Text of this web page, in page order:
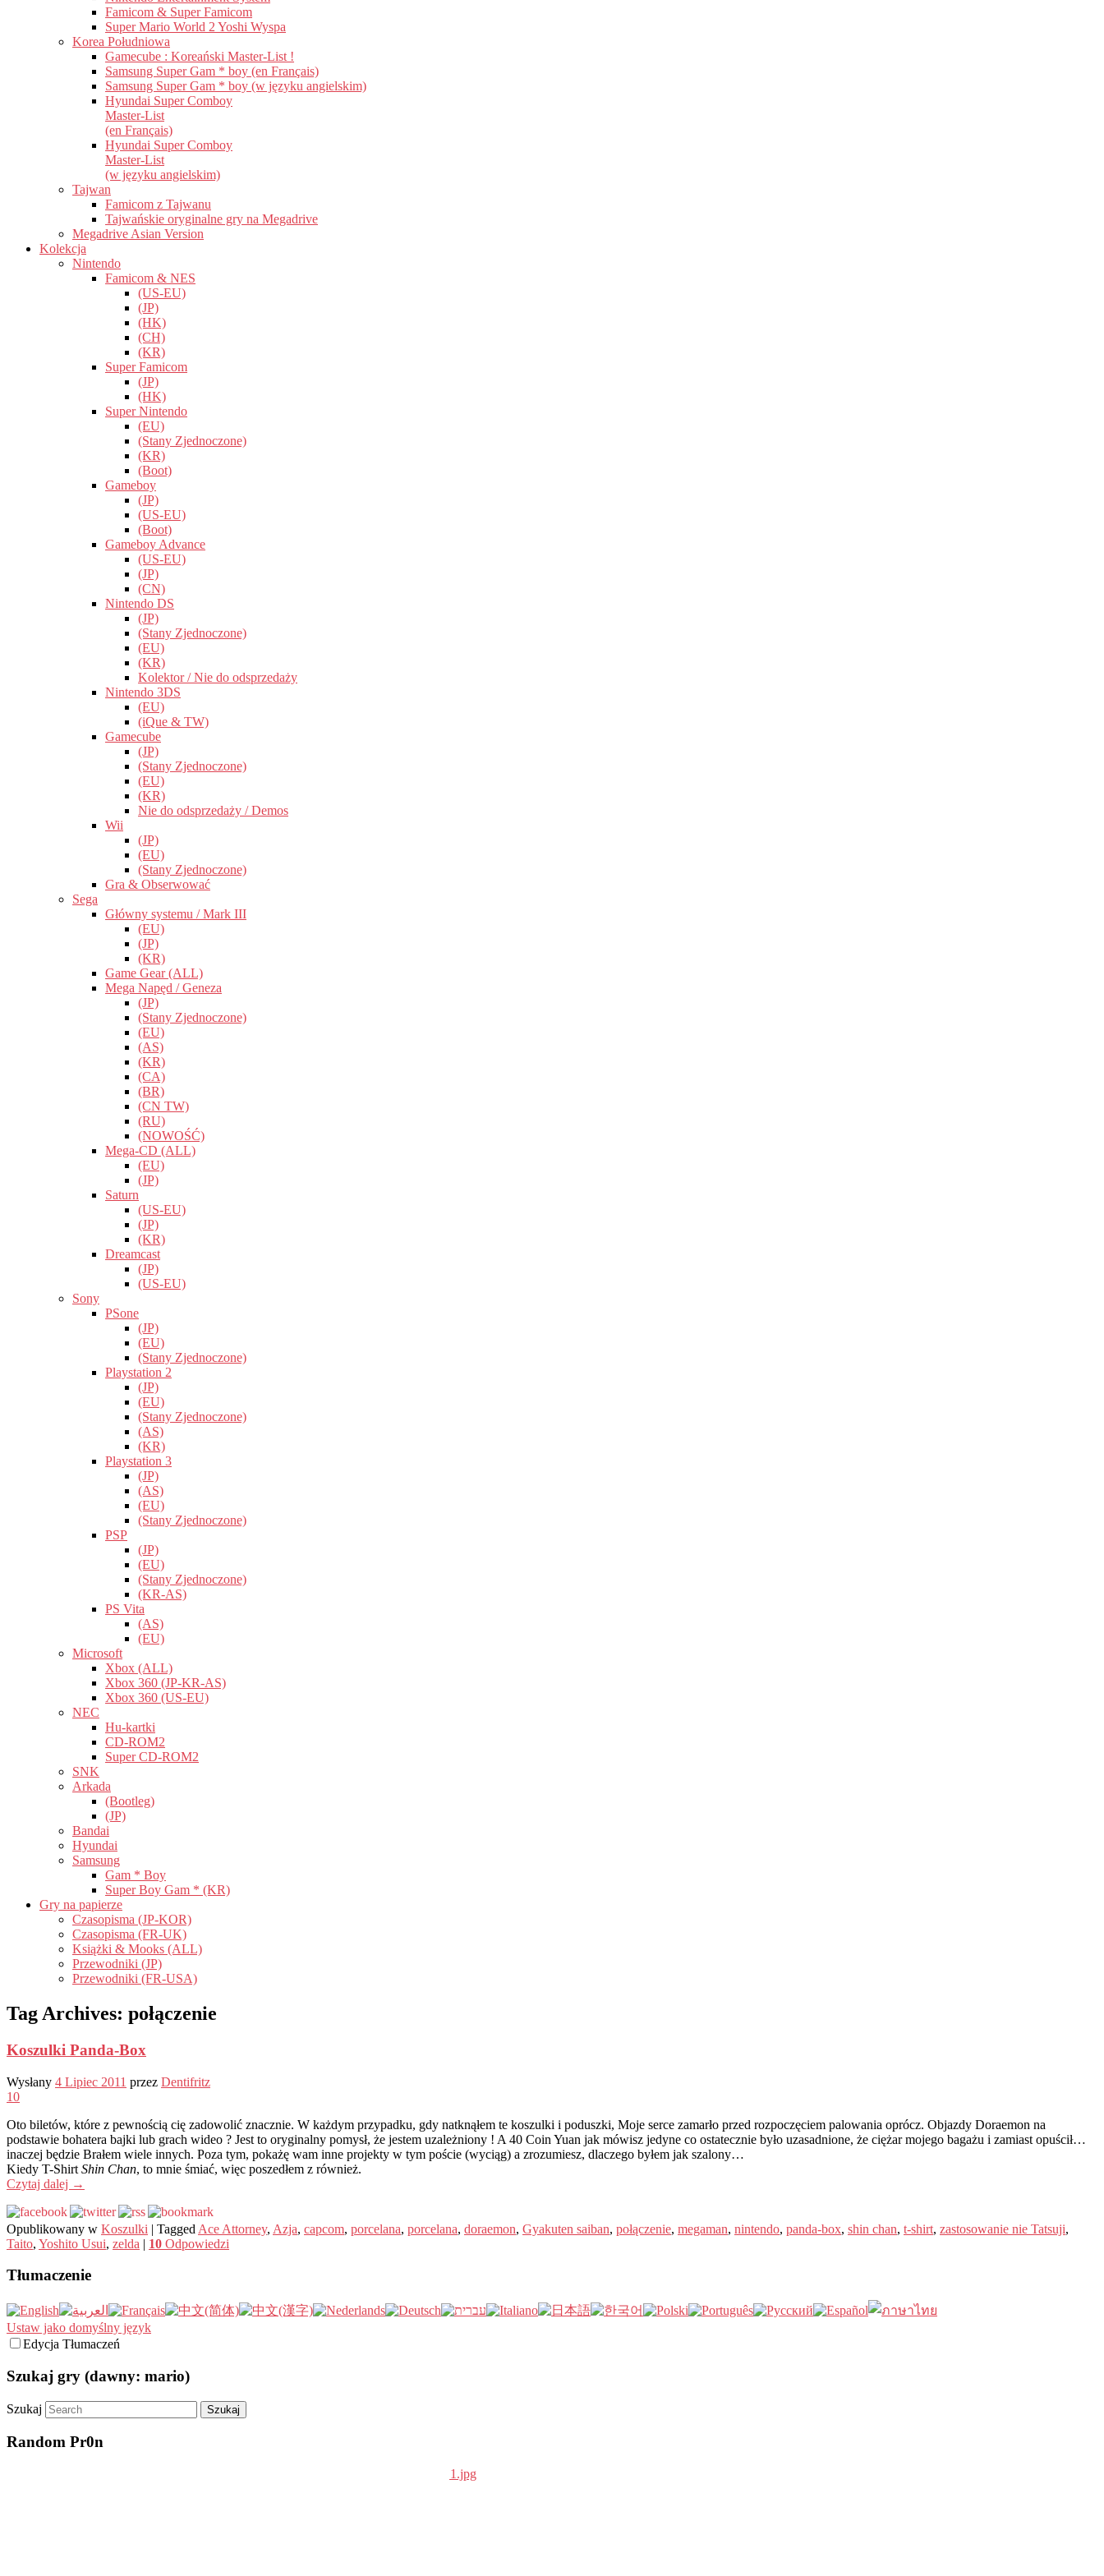
Famicom & Super Famicom
Super Mario World 2 Yoshi Wyspa
Korea Południowa
Gamecube : Koreański Master-List !
Samsung Super Gam * boy (en Français)
Samsung Super Gam * boy (w języku angielskim)
Hyundai Super Comboy
Master-List
(en Français)
Hyundai Super Comboy
Master-List
(w języku angielskim)
Tajwan
Famicom z Tajwanu
Tajwańskie oryginalne gry na Megadrive
Megadrive Asian Version
Kolekcja
Nintendo
Famicom & NES
(US-EU)
(JP)
(HK)
(CH)
(KR)
Super Famicom
(JP)
(HK)
Super Nintendo
(EU)
(Stany Zjednoczone)
(KR)
(Boot)
Gameboy
(JP)
(US-EU)
(Boot)
Gameboy Advance
(US-EU)
(JP)
(CN)
Nintendo DS
(JP)
(Stany Zjednoczone)
(EU)
(KR)
Kolektor / Nie do odsprzedaży
Nintendo 3DS
(EU)
(iQue & TW)
Gamecube
(JP)
(Stany Zjednoczone)
(EU)
(KR)
Nie do odsprzedaży / Demos
Wii
(JP)
(EU)
(Stany Zjednoczone)
Gra & Obserwować
Sega
Główny systemu / Mark III
(EU)
(JP)
(KR)
Game Gear (ALL)
Mega Napęd / Geneza
(JP)
(Stany Zjednoczone)
(EU)
(AS)
(KR)
(CA)
(BR)
(CN TW)
(RU)
(NOWOŚĆ)
Mega-CD (ALL)
(EU)
(JP)
Saturn
(US-EU)
(JP)
(KR)
Dreamcast
(JP)
(US-EU)
Sony
PSone
(JP)
(EU)
(Stany Zjednoczone)
Playstation 2
(JP)
(EU)
(Stany Zjednoczone)
(AS)
(KR)
Playstation 3
(JP)
(AS)
(EU)
(Stany Zjednoczone)
PSP
(JP)
(EU)
(Stany Zjednoczone)
(KR-AS)
PS Vita
(AS)
(EU)
Microsoft
Xbox (ALL)
Xbox 360 (JP-KR-AS)
Xbox 360 (US-EU)
NEC
Hu-kartki
CD-ROM2
Super CD-ROM2
SNK
Arkada
(Bootleg)
(JP)
Bandai
Hyundai
Samsung
Gam * Boy
Super Boy Gam * (KR)
Gry na papierze
Czasopisma (JP-KOR)
Czasopisma (FR-UK)
Książki & Mooks (ALL)
Przewodniki (JP)
Przewodniki (FR-USA)
Tag Archives: połączenie
Koszulki Panda-Box
Wysłany 4 Lipiec 2011 przez Dentifritz
10
Oto biletów, które z pewnością cię zadowolić znacznie. W każdym przypadku, gdy natknąłem te koszulki i poduszki, Moje serce zamarło przed rozpoczęciem palowania oprócz. Objazdy Doraemon na
podstawie bohatera bajki lub grach wideo ? Jest to oryginalny pomysł, że jestem uzależniony ! A 40 Coin Yuan jak mówisz jedyne co ostatecznie było uzasadnione, że ciężar mojego bagażu i zamiast opuścił…
inaczej będzie Brałem wiele innych. Poza tym, pokażę wam inne projekty w tym poście (wyciąg) a zrozumiesz, dlaczego byłem jak szalony…
Kiedy T-Shirt Shin Chan, to mnie śmiać, więc poszedłem z również.
Czytaj dalej →
Opublikowany w Koszulki | Tagged Ace Attorney, Azja, capcom, porcelana, porcelana, doraemon, Gyakuten saiban, połączenie, megaman, nintendo, panda-box, shin chan, t-shirt, zastosowanie nie Tatsuji,
Taito, Yoshito Usui, zelda | 10 Odpowiedzi
Tłumaczenie
Ustaw jako domyślny język
Edycja Tłumaczeń
Szukaj gry (dawny: mario)
Szukaj
Random Pr0n